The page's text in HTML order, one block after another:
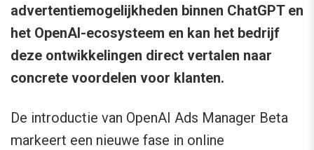
advertentiemogelijkheden binnen ChatGPT en
het OpenAI-ecosysteem en kan het bedrijf
deze ontwikkelingen direct vertalen naar
concrete voordelen voor klanten.
De introductie van OpenAI Ads Manager Beta
markeert een nieuwe fase in online